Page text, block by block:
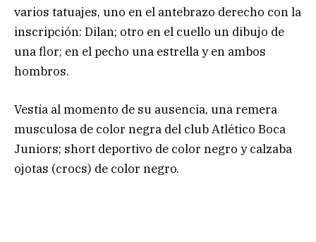
varios tatuajes, uno en el antebrazo derecho con la
inscripción: Dilan; otro en el cuello un dibujo de
una flor; en el pecho una estrella y en ambos
hombros.
Vestía al momento de su ausencia, una remera
musculosa de color negra del club Atlético Boca
Juniors; short deportivo de color negro y calzaba
ojotas (crocs) de color negro.